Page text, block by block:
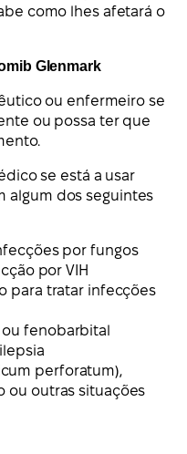
como lhes afetará o
Glenmark
ou enfermeiro se
ou possa ter que
se está a usar
algum dos seguintes
por fungos
por VIH
para tratar infecções
fenobarbital
perforatum),
ou outras situações